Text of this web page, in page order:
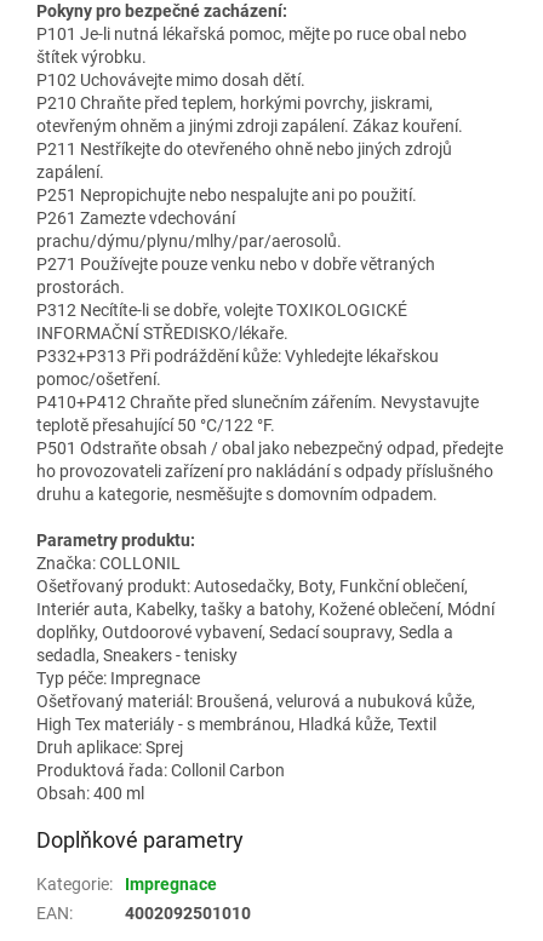
Pokyny pro bezpečné zacházení:
P101 Je-li nutná lékařská pomoc, mějte po ruce obal nebo
štítek výrobku.
P102 Uchovávejte mimo dosah dětí.
P210 Chraňte před teplem, horkými povrchy, jiskrami,
otevřeným ohněm a jinými zdroji zapálení. Zákaz kouření.
P211 Nestříkejte do otevřeného ohně nebo jiných zdrojů
zapálení.
P251 Nepropichujte nebo nespalujte ani po použití.
P261 Zamezte vdechování
prachu/dýmu/plynu/mlhy/par/aerosolů.
P271 Používejte pouze venku nebo v dobře větraných
prostorách.
P312 Necítíte-li se dobře, volejte TOXIKOLOGICKÉ
INFORMAČNÍ STŘEDISKO/lékaře.
P332+P313 Při podráždění kůže: Vyhledejte lékařskou
pomoc/ošetření.
P410+P412 Chraňte před slunečním zářením. Nevystavujte
teplotě přesahující 50 °C/122 °F.
P501 Odstraňte obsah / obal jako nebezpečný odpad, předejte
ho provozovateli zařízení pro nakládání s odpady příslušného
druhu a kategorie, nesměšujte s domovním odpadem.
Parametry produktu:
Značka: COLLONIL
Ošetřovaný produkt: Autosedačky, Boty, Funkční oblečení,
Interiér auta, Kabelky, tašky a batohy, Kožené oblečení, Módní
doplňky, Outdoorové vybavení, Sedací soupravy, Sedla a
sedadla, Sneakers - tenisky
Typ péče: Impregnace
Ošetřovaný materiál: Broušená, velurová a nubuková kůže,
High Tex materiály - s membránou, Hladká kůže, Textil
Druh aplikace: Sprej
Produktová řada: Collonil Carbon
Obsah: 400 ml
Doplňkové parametry
Kategorie:
Impregnace
EAN: 4002092501010